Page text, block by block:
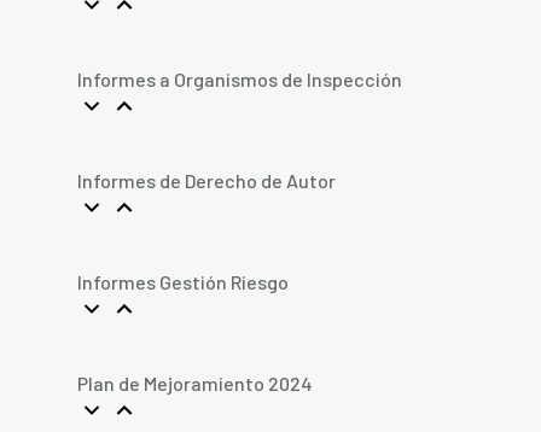
Informes a Organismos de Inspección
Informes de Derecho de Autor
Informes Gestión Riesgo
Plan de Mejoramiento 2024